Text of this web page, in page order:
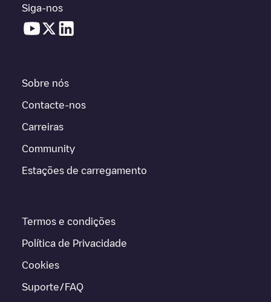
Siga-nos
Sobre nós
Contacte-nos
Carreiras
Community
Estações de carregamento
Termos e condições
Política de Privacidade
Cookies
Suporte/FAQ